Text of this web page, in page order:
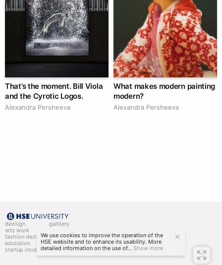
That’s the moment. Bill Viola
and the Cyrotic Logos.
Alexandra Persheeva
What makes modern painting
modern?
Alexandra Persheeva
deziiign
artz work
fashion deziiign
education
startup incubator
gallllery
kiiids.art
We use cookies to improve the operation of the
HSE website and to enhance its usability. More
detailed information on the use of... Show more